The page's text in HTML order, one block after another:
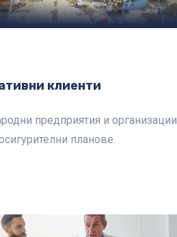
клиенти
предприятия и организации
планове.